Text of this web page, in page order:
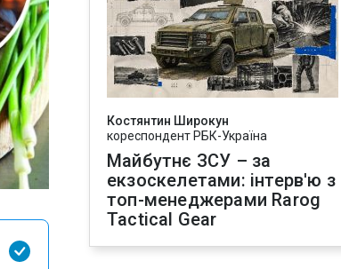
Костянтин Широкун
кореспондент РБК-Україна
Майбутнє ЗСУ – за
екзоскелетами: інтерв'ю з
топ-менеджерами Rarog
Tactical Gear